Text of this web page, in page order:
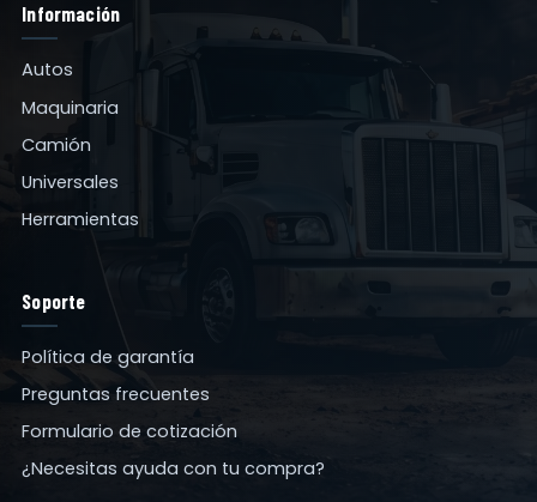
Información
Autos
Maquinaria
Camión
Universales
Herramientas
Soporte
Política de garantía
Preguntas frecuentes
Formulario de cotización
¿Necesitas ayuda con tu compra?